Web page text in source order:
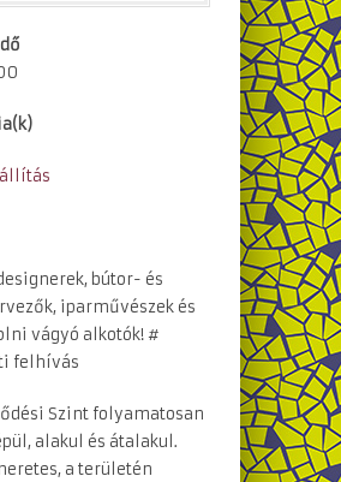
bútor- és
iparművészek és
vágyó alkotók! #
felhívás
Szint folyamatosan
alakul és átalakul.
a területén